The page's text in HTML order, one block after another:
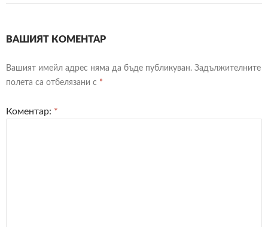
ВАШИЯТ КОМЕНТАР
Вашият имейл адрес няма да бъде публикуван. Задължителните
полета са отбелязани с *
Коментар: *